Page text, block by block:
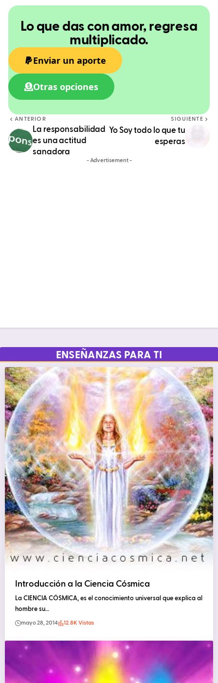
Lo que das con amor, regresa
multiplicado.
Enviar un aporte
Otras opciones
ANTERIOR
La responsabilidad
es una actitud
sanadora
SIGUIENTE
Yo Soy todo lo que tu
esperas
- Advertisement -
ENSEÑANZAS PARA TI
Introducción a la Ciencia Cósmica
La CIENCIA CÓSMICA, es el conocimiento universal que explica al
hombre su…
mayo 28, 2014 12.8K Vistas